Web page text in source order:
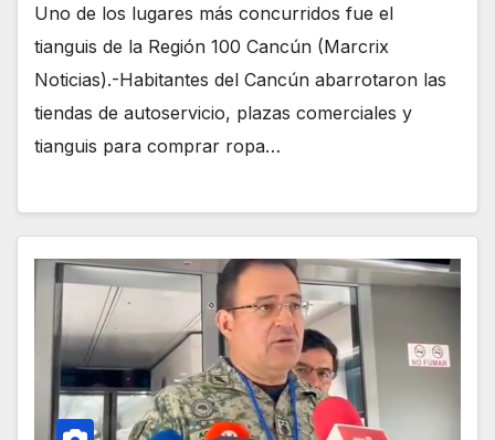
Uno de los lugares más concurridos fue el
tianguis de la Región 100 Cancún (Marcrix
Noticias).-Habitantes del Cancún abarrotaron las
tiendas de autoservicio, plazas comerciales y
tianguis para comprar ropa…